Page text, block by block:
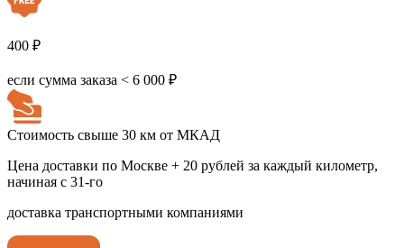
400 ₽
если сумма заказа < 6 000 ₽
Стоимость свыше 30 км от МКАД
Цена доставки по Москве + 20 рублей за каждый километр,
начиная с 31-го
доставка транспортными компаниями